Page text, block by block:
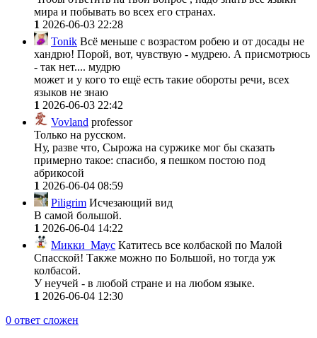
мира и побывать во всех его странах.
1 2026-06-03 22:28
Tonik Всё меньше с возрастом робею и от досады не
хандрю! Порой, вот, чувствую - мудрею. А присмотрюсь
- так нет.... мудрю
может и у кого то ещё есть такие обороты речи, всех
языков не знаю
1 2026-06-03 22:42
Vovland professor
Только на русском.
Ну, разве что, Сырожа на суржике мог бы сказать
примерно такое: спасибо, я пешком постою под
абрикосой
1 2026-06-04 08:59
Piligrim Исчезающий вид
В самой большой.
1 2026-06-04 14:22
Микки_Маус Катитесь все колбаской по Малой
Спасской! Также можно по Большой, но тогда уж
колбасой.
У неучей - в любой стране и на любом языке.
1 2026-06-04 12:30
0 ответ сложен